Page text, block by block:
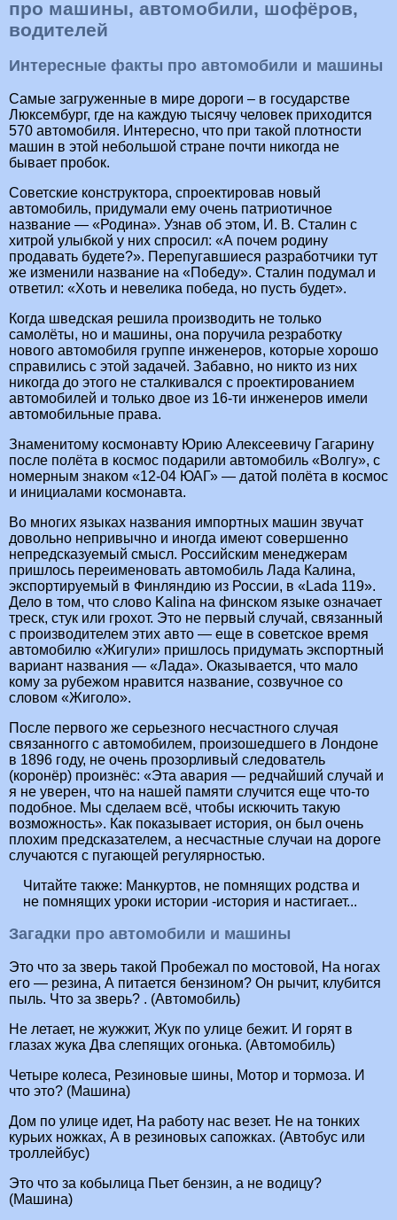
про машины, автомобили, шофёров,
водителей
Интересные факты про автомобили и машины
Самые загруженные в мире дороги – в государстве
Люксембург, где на каждую тысячу человек приходится
570 автомобиля. Интересно, что при такой плотности
машин в этой небольшой стране почти никогда не
бывает пробок.
Советские конструктора, спроектировав новый
автомобиль, придумали ему очень патриотичное
название — «Родина». Узнав об этом, И. В. Сталин с
хитрой улыбкой у них спросил: «А почем родину
продавать будете?». Перепугавшиеся разработчики тут
же изменили название на «Победу». Сталин подумал и
ответил: «Хоть и невелика победа, но пусть будет».
Когда шведская решила производить не только
самолёты, но и машины, она поручила резработку
нового автомобиля группе инженеров, которые хорошо
справились с этой задачей. Забавно, но никто из них
никогда до этого не сталкивался с проектированием
автомобилей и только двое из 16-ти инженеров имели
автомобильные права.
Знаменитому космонавту Юрию Алексеевичу Гагарину
после полёта в космос подарили автомобиль «Волгу», с
номерным знаком «12-04 ЮАГ» — датой полёта в космос
и инициалами космонавта.
Во многих языках названия импортных машин звучат
довольно непривычно и иногда имеют совершенно
непредсказуемый смысл. Российским менеджерам
пришлось переименовать автомобиль Лада Калина,
экспортируемый в Финляндию из России, в «Lada 119».
Дело в том, что слово Kalina на финском языке означает
треск, стук или грохот. Это не первый случай, связанный
с производителем этих авто — еще в советское время
автомобилю «Жигули» пришлось придумать экспортный
вариант названия — «Лада». Оказывается, что мало
кому за рубежом нравится название, созвучное со
словом «Жиголо».
После первого же серьезного несчастного случая
связанногго с автомобилем, произошедшего в Лондоне
в 1896 году, не очень прозорливый следователь
(коронёр) произнёс: «Эта авария — редчайший случай и
я не уверен, что на нашей памяти случится еще что-то
подобное. Мы сделаем всё, чтобы искючить такую
возможность». Как показывает история, он был очень
плохим предсказателем, а несчастные случаи на дороге
случаются с пугающей регулярностью.
Читайте также: Манкуртов, не помнящих родства и
не помнящих уроки истории -история и настигает...
Загадки про автомобили и машины
Это что за зверь такой Пробежал по мостовой, На ногах
его — резина, А питается бензином? Он рычит, клубится
пыль. Что за зверь? . (Автомобиль)
Не летает, не жужжит, Жук по улице бежит. И горят в
глазах жука Два слепящих огонька. (Автомобиль)
Четыре колеса, Резиновые шины, Мотор и тормоза. И
что это? (Машина)
Дом по улице идет, На работу нас везет. Не на тонких
курьих ножках, А в резиновых сапожках. (Автобус или
троллейбус)
Это что за кобылица Пьет бензин, а не водицу?
(Машина)